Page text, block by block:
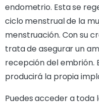
endometrio. Esta se
ciclo menstrual de la
menstruación. Con su
trata de asegurar un
recepción del embrión.
producirá la propia
Puedes acceder a